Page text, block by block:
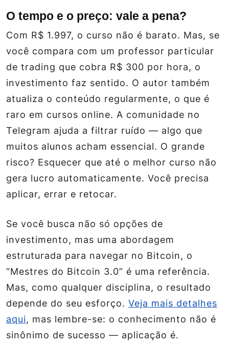
O tempo e o preço: vale a pena?
Com R$ 1.997, o curso não é barato. Mas, se
você compara com um professor particular
de trading que cobra R$ 300 por hora, o
investimento faz sentido. O autor também
atualiza o conteúdo regularmente, o que é
raro em cursos online. A comunidade no
Telegram ajuda a filtrar ruído — algo que
muitos alunos acham essencial. O grande
risco? Esquecer que até o melhor curso não
gera lucro automaticamente. Você precisa
aplicar, errar e retocar.
Se você busca não só opções de
investimento, mas uma abordagem
estruturada para navegar no Bitcoin, o
“Mestres do Bitcoin 3.0” é uma referência.
Mas, como qualquer disciplina, o resultado
depende do seu esforço. Veja mais detalhes
aqui, mas lembre-se: o conhecimento não é
sinônimo de sucesso — aplicação é.